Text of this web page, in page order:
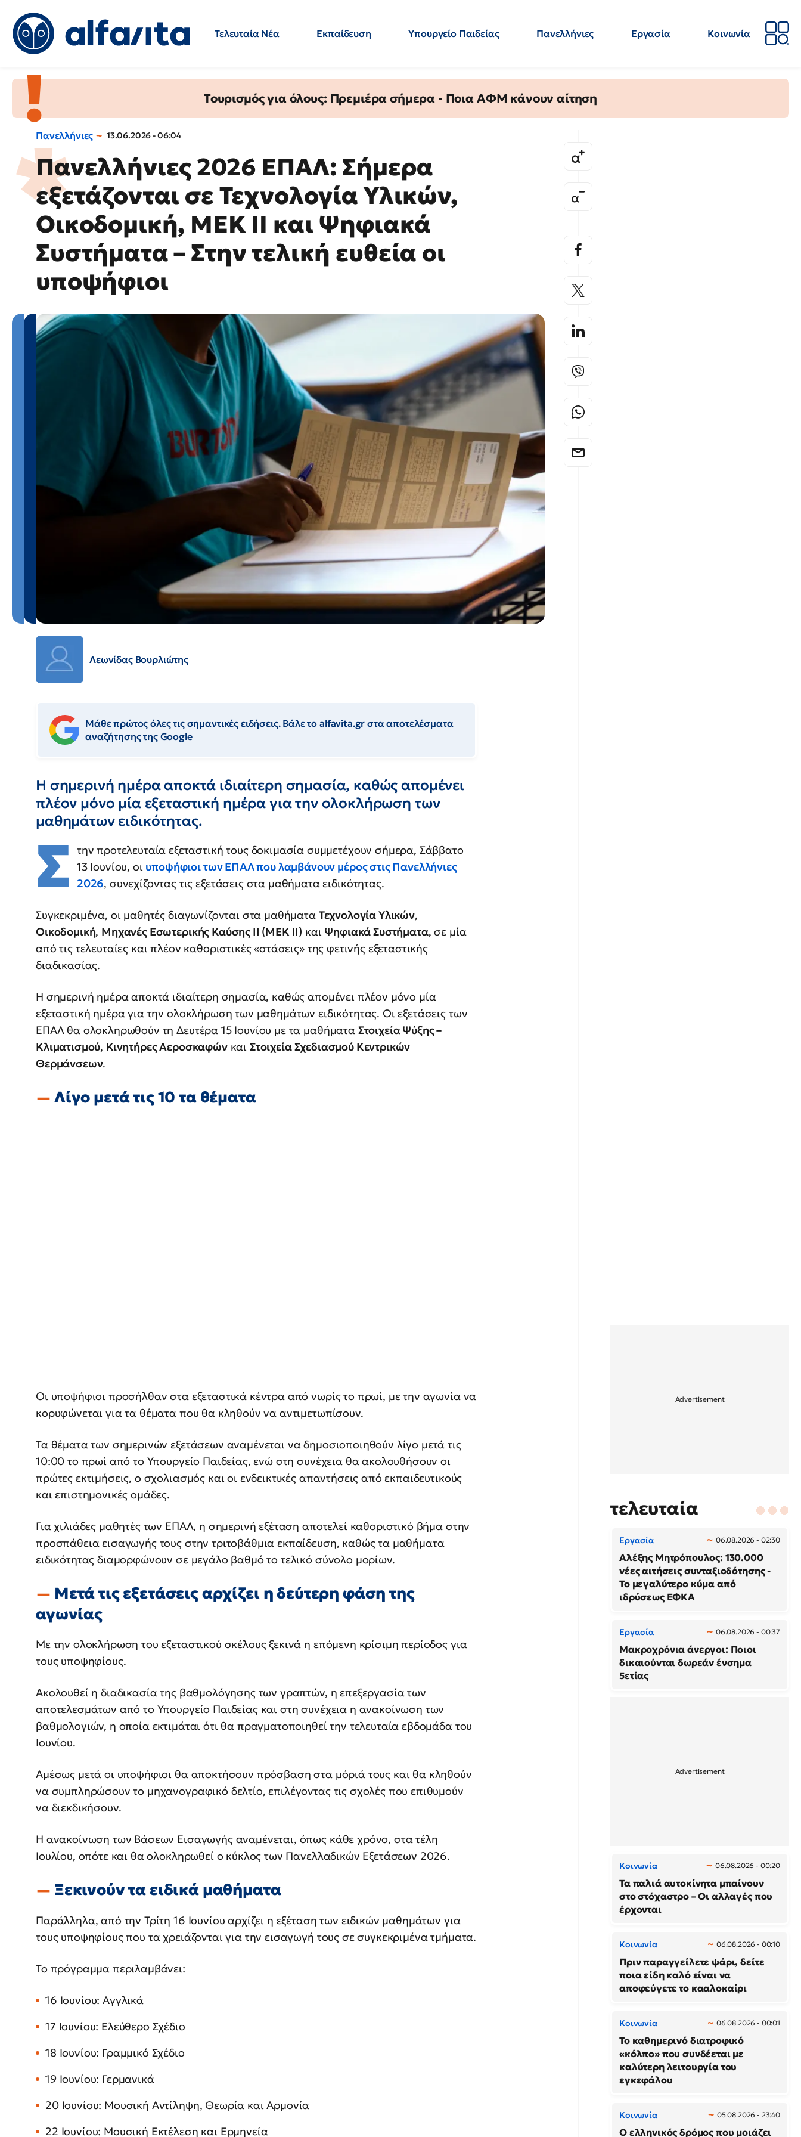
Τελευταία Νέα Εκπαίδευση Υπουργείο Παιδείας Πανελλήνιες Εργασία
Κοινωνία
Τουρισμός για όλους: Πρεμιέρα σήμερα - Ποια ΑΦΜ κάνουν αίτηση
Πανελλήνιες 13.06.2026 - 06:04
Πανελλήνιες 2026 ΕΠΑΛ: Σήμερα
εξετάζονται σε Τεχνολογία Υλικών,
Οικοδομική, ΜΕΚ ΙΙ και Ψηφιακά
Συστήματα – Στην τελική ευθεία οι
υποψήφιοι
Λεωνίδας Βουρλιώτης
Μάθε πρώτος όλες τις σημαντικές ειδήσεις. Βάλε το alfavita.gr στα αποτελέσματα
αναζήτησης της Google
Η σημερινή ημέρα αποκτά ιδιαίτερη σημασία, καθώς απομένει
πλέον μόνο μία εξεταστική ημέρα για την ολοκλήρωση των
μαθημάτων ειδικότητας.
Σ την προτελευταία εξεταστική τους δοκιμασία συμμετέχουν σήμερα, Σάββατο
13 Ιουνίου, οι υποψήφιοι των ΕΠΑΛ που λαμβάνουν μέρος στις Πανελλήνιες
2026, συνεχίζοντας τις εξετάσεις στα μαθήματα ειδικότητας.
Συγκεκριμένα, οι μαθητές διαγωνίζονται στα μαθήματα Τεχνολογία Υλικών,
Οικοδομική, Μηχανές Εσωτερικής Καύσης ΙΙ (ΜΕΚ ΙΙ) και Ψηφιακά Συστήματα, σε μία
από τις τελευταίες και πλέον καθοριστικές «στάσεις» της φετινής εξεταστικής
διαδικασίας.
Η σημερινή ημέρα αποκτά ιδιαίτερη σημασία, καθώς απομένει πλέον μόνο μία
εξεταστική ημέρα για την ολοκλήρωση των μαθημάτων ειδικότητας. Οι εξετάσεις των
ΕΠΑΛ θα ολοκληρωθούν τη Δευτέρα 15 Ιουνίου με τα μαθήματα Στοιχεία Ψύξης –
Κλιματισμού, Κινητήρες Αεροσκαφώνκαι Στοιχεία Σχεδιασμού Κεντρικών
Θερμάνσεων.
Λίγο μετά τις 10 τα θέματα
Οι υποψήφιοι προσήλθαν στα εξεταστικά κέντρα από νωρίς το πρωί, με την αγωνία να
κορυφώνεται για τα θέματα που θα κληθούν να αντιμετωπίσουν.
Τα θέματα των σημερινών εξετάσεων αναμένεται να δημοσιοποιηθούν λίγο μετά τις
10:00 το πρωί από το Υπουργείο Παιδείας, ενώ στη συνέχεια θα ακολουθήσουν οι
πρώτες εκτιμήσεις, ο σχολιασμός και οι ενδεικτικές απαντήσεις από εκπαιδευτικούς
και επιστημονικές ομάδες.
Για χιλιάδες μαθητές των ΕΠΑΛ, η σημερινή εξέταση αποτελεί καθοριστικό βήμα στην
προσπάθεια εισαγωγής τους στην τριτοβάθμια εκπαίδευση, καθώς τα μαθήματα
ειδικότητας διαμορφώνουν σε μεγάλο βαθμό το τελικό σύνολο μορίων.
Μετά τις εξετάσεις αρχίζει η δεύτερη φάση της
αγωνίας
Με την ολοκλήρωση του εξεταστικού σκέλους ξεκινά η επόμενη κρίσιμη περίοδος για
τους υποψηφίους.
Ακολουθεί η διαδικασία της βαθμολόγησης των γραπτών, η επεξεργασία των
αποτελεσμάτων από το Υπουργείο Παιδείας και στη συνέχεια η ανακοίνωση των
βαθμολογιών, η οποία εκτιμάται ότι θα πραγματοποιηθεί την τελευταία εβδομάδα του
Ιουνίου.
Αμέσως μετά οι υποψήφιοι θα αποκτήσουν πρόσβαση στα μόριά τους και θα κληθούν
να συμπληρώσουν το μηχανογραφικό δελτίο, επιλέγοντας τις σχολές που επιθυμούν
να διεκδικήσουν.
Η ανακοίνωση των Βάσεων Εισαγωγής αναμένεται, όπως κάθε χρόνο, στα τέλη
Ιουλίου, οπότε και θα ολοκληρωθεί ο κύκλος των Πανελλαδικών Εξετάσεων 2026.
Ξεκινούν τα ειδικά μαθήματα
Παράλληλα, από την Τρίτη 16 Ιουνίου αρχίζει η εξέταση των ειδικών μαθημάτων για
τους υποψηφίους που τα χρειάζονται για την εισαγωγή τους σε συγκεκριμένα τμήματα.
Το πρόγραμμα περιλαμβάνει:
16 Ιουνίου: Αγγλικά
17 Ιουνίου: Ελεύθερο Σχέδιο
18 Ιουνίου: Γραμμικό Σχέδιο
19 Ιουνίου: Γερμανικά
20 Ιουνίου: Μουσική Αντίληψη, Θεωρία και Αρμονία
22 Ιουνίου: Μουσική Εκτέλεση και Ερμηνεία
τελευταία
Εργασία 06.08.2026 - 02:30
Αλέξης Μητρόπουλος: 130.000
νέες αιτήσεις συνταξιοδότησης -
Το μεγαλύτερο κύμα από
ιδρύσεως ΕΦΚΑ
Εργασία 06.08.2026 - 00:37
Μακροχρόνια άνεργοι: Ποιοι
δικαιούνται δωρεάν ένσημα
5ετίας
Κοινωνία 06.08.2026 - 00:20
Τα παλιά αυτοκίνητα μπαίνουν
στο στόχαστρο – Οι αλλαγές που
έρχονται
Κοινωνία 06.08.2026 - 00:10
Πριν παραγγείλετε ψάρι, δείτε
ποια είδη καλό είναι να
αποφεύγετε το κααλοκαίρι
Κοινωνία 06.08.2026 - 00:01
Το καθημερινό διατροφικό
«κόλπο» που συνδέεται με
καλύτερη λειτουργία του
εγκεφάλου
Κοινωνία 05.08.2026 - 23:40
Ο ελληνικός δρόμος που μοιάζει